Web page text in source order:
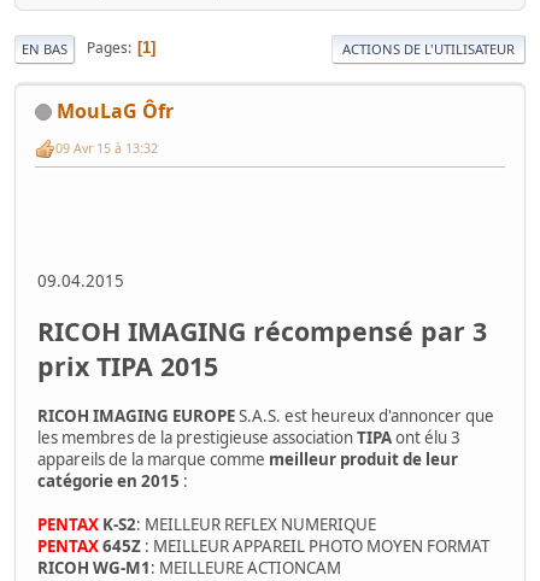
EN BAS Pages 1 ACTIONS DE L'UTILISATEUR
MouLaG Ôfr
09 Avr 15 à 13:32
09.04.2015
RICOH IMAGING récompensé par 3
prix TIPA 2015
RICOH IMAGING EUROPES.A.S. est heureux d'annoncer que
les membres de la prestigieuse associationTIPAont élu 3
appareils de la marque comme meilleur produit de leur
catégorie en 2015 :
PENTAX K-S2: MEILLEUR REFLEX NUMERIQUE
PENTAX645Z : MEILLEUR APPAREIL PHOTO MOYEN FORMAT
RICOH WG-M1: MEILLEURE ACTIONCAM